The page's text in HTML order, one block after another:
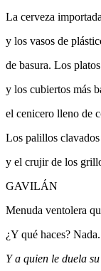
La cerveza
y los vasos de
de basura. Los
y los cubiertos más
el cenicero lleno de
Los palillos
y el crujir de los
GAVILÁN
Menuda ventolera
¿Y qué haces?
Y a quien le duela